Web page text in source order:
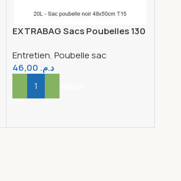
EXTRABAG Sacs Poubelles 130
Entretien, Poubelle sac
د.م.
Ajouter Au Panier